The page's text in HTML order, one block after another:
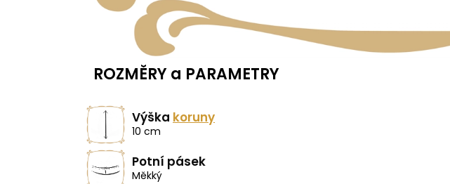
ROZMĚRY a PARAMETRY
Výška koruny
10 cm
Potní pásek
Měkký